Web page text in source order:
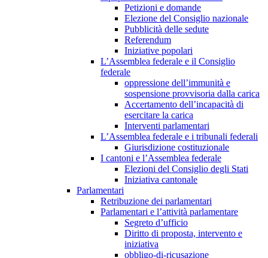
Petizioni e domande
Elezione del Consiglio nazionale
Pubblicità delle sedute
Referendum
Iniziative popolari
L’Assemblea federale e il Consiglio
federale
oppressione dell’immunità e
sospensione provvisoria dalla carica
Accertamento dell’incapacità di
esercitare la carica
Interventi parlamentari
L’Assemblea federale e i tribunali federali
Giurisdizione costituzionale
I cantoni e l’Assemblea federale
Elezioni del Consiglio degli Stati
Iniziativa cantonale
Parlamentari
Retribuzione dei parlamentari
Parlamentari e l’attività parlamentare
Segreto d’ufficio
Diritto di proposta, intervento e
iniziativa
obbligo-di-ricusazione